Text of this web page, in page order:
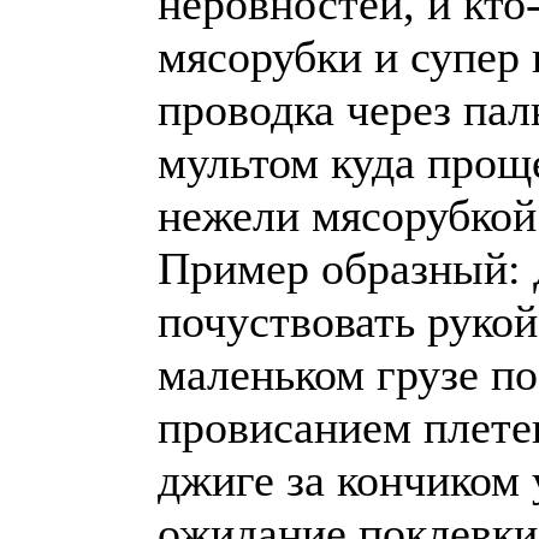
мясорубки и
проводка через
мультом куда
нежели
Пример образный:
почуствовать
маленьком грузе
провисанием
джиге за